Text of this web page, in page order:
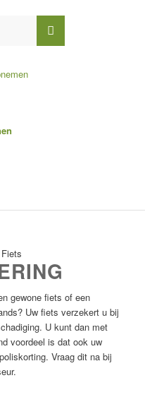
Fiets
gewone fiets of een
Uw fiets verzekert u bij
U kunt dan met
voordeel is dat ook uw
Vraag dit na bij